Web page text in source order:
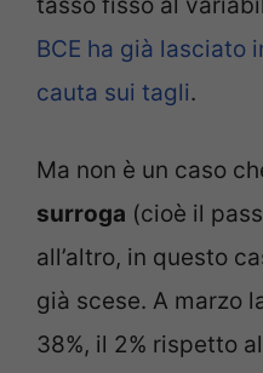
BCE ha già lasciato
cauta sui tagli.
Ma non è un caso
surroga (cioè il
all’altro, in questo
già scese. A marzo
38%, il 2% rispetto